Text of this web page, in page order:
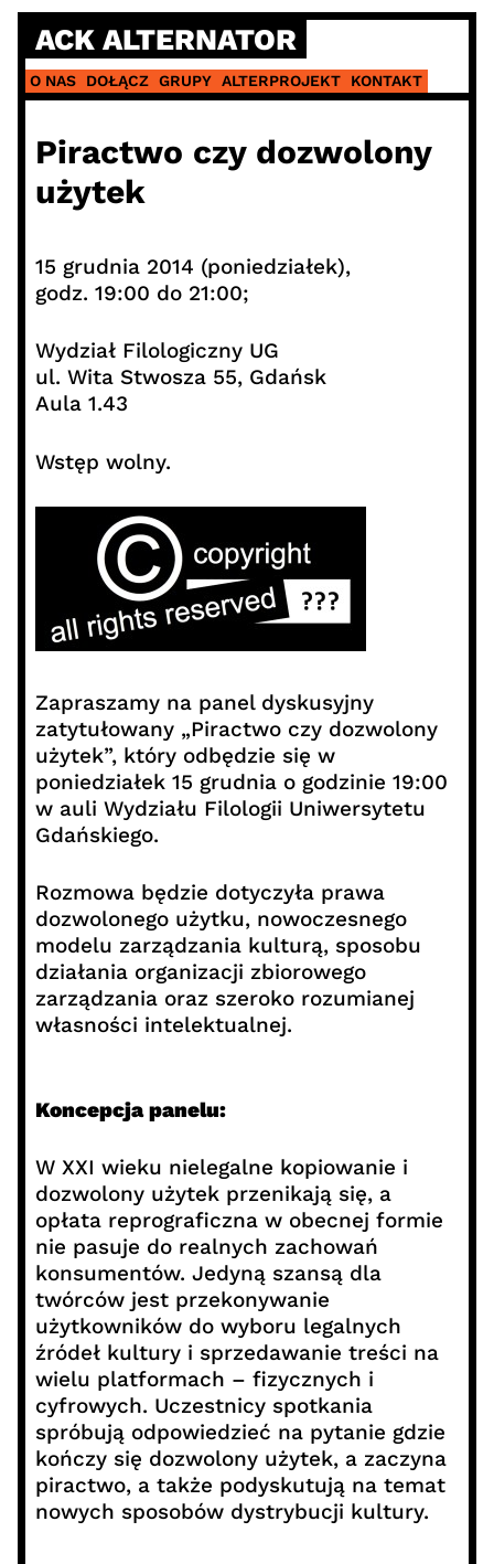
Skip
content
ACK ALTERNATOR
O NAS DOŁĄCZ GRUPY ALTERPROJEKT KONTAKT
Piractwo czy dozwolony
użytek
15 grudnia 2014 (poniedziałek),
godz. 19:00 do 21:00;
Wydział Filologiczny UG
ul. Wita Stwosza 55, Gdańsk
Aula 1.43
Wstęp wolny.
Zapraszamy na panel dyskusyjny
zatytułowany „Piractwo czy dozwolony
użytek”, który odbędzie się w
poniedziałek 15 grudnia o godzinie 19:00
w auli Wydziału Filologii Uniwersytetu
Gdańskiego.
Rozmowa będzie dotyczyła prawa
dozwolonego użytku, nowoczesnego
modelu zarządzania kulturą, sposobu
działania organizacji zbiorowego
zarządzania oraz szeroko rozumianej
własności intelektualnej.
Koncepcja panelu:
W XXI wieku nielegalne kopiowanie i
dozwolony użytek przenikają się, a
opłata reprograficzna w obecnej formie
nie pasuje do realnych zachowań
konsumentów. Jedyną szansą dla
twórców jest przekonywanie
użytkowników do wyboru legalnych
źródeł kultury i sprzedawanie treści na
wielu platformach – fizycznych i
cyfrowych. Uczestnicy spotkania
spróbują odpowiedzieć na pytanie gdzie
kończy się dozwolony użytek, a zaczyna
piractwo, a także podyskutują na temat
nowych sposobów dystrybucji kultury.